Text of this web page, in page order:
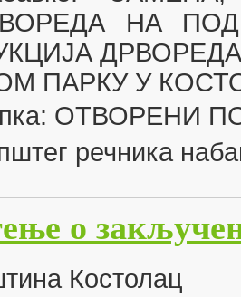
НА
ПАРКУ У
ОТВОРЕНИ
речника
о
Костолац